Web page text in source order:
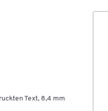
Text, 8,4 mm